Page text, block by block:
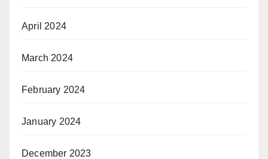
April 2024
March 2024
February 2024
January 2024
December 2023